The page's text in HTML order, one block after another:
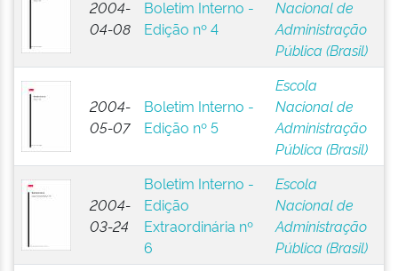
2004-
04-08
Boletim Interno -
Edição nº 4
Nacional de
Administração
Pública (Brasil)
2004-
05-07
Boletim Interno -
Edição nº 5
Escola
Nacional de
Administração
Pública (Brasil)
2004-
03-24
Boletim Interno -
Edição
Extraordinária nº
6
Escola
Nacional de
Administração
Pública (Brasil)